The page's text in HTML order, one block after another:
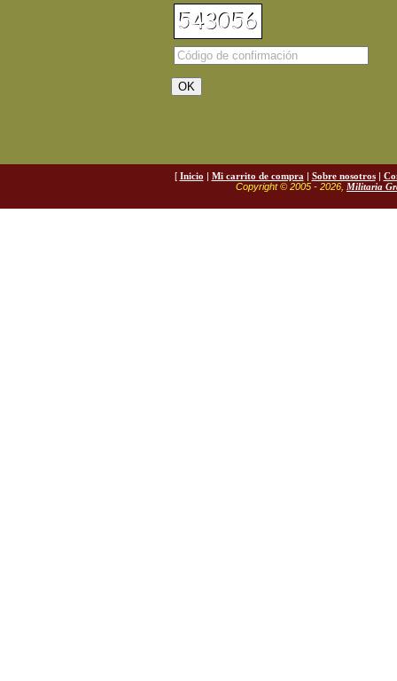
[ Inicio | Mi carrito de compra | Sobre nosotros|
Copyright © 2005 - 2026, Militaria